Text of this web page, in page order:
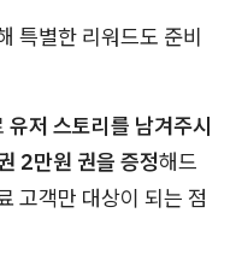
특별한 리워드도 준비
유저 스토리를 남겨주시
2만원 권을 증정해드
고객만 대상이 되는 점